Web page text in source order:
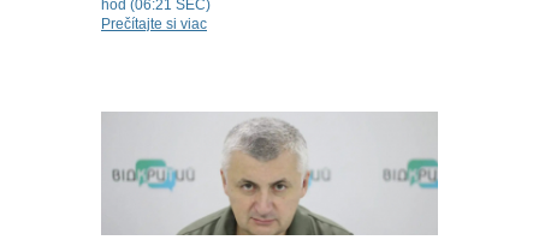
hod (06:21 SEČ)
Prečítajte si viac